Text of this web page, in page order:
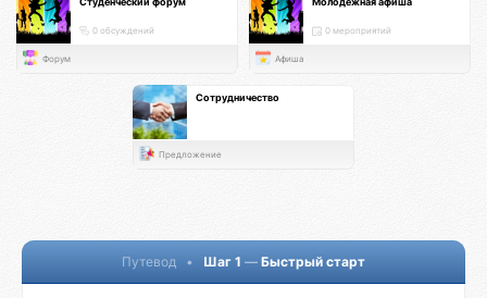
0 обсуждений
Форум
0 мероприятий
Афиша
Сотрудничество
Предложение
Путевод • Шаг 1 — Быстрый старт